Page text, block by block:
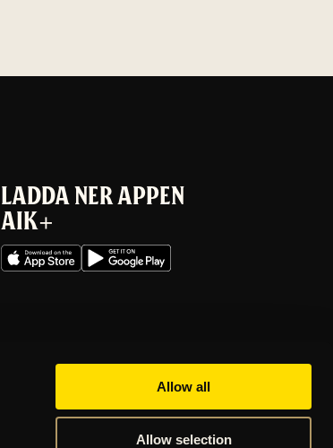
Allow all
Allow selection
LADDA NER APPEN
AIK+